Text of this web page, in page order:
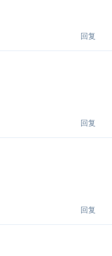
回复
回复
回复